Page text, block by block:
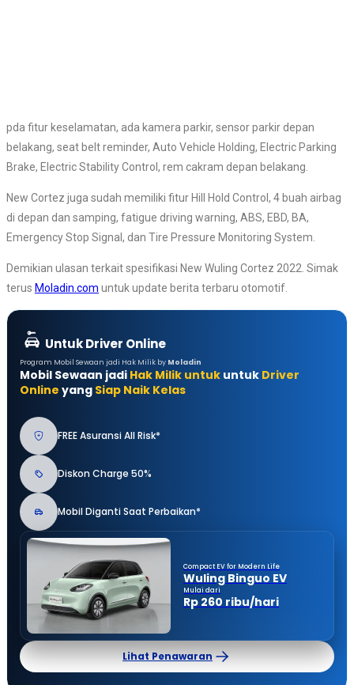
pda fitur keselamatan, ada kamera parkir, sensor parkir depan
belakang, seat belt reminder, Auto Vehicle Holding, Electric Parking
Brake, Electric Stability Control, rem cakram depan belakang.
New Cortez juga sudah memiliki fitur Hill Hold Control, 4 buah airbag
di depan dan samping, fatigue driving warning, ABS, EBD, BA,
Emergency Stop Signal, dan Tire Pressure Monitoring System.
Demikian ulasan terkait spesifikasi New Wuling Cortez 2022. Simak
terus Moladin.com untuk update berita terbaru otomotif.
Untuk Driver Online
Program Mobil Sewaan jadi Hak Milik by Moladin
Mobil Sewaan jadi Hak Milik untuk untuk Driver
Online yang Siap Naik Kelas
FREE Asuransi All Risk*
Diskon Charge 50%
Mobil Diganti Saat Perbaikan*
Compact EV for Modern Life
Wuling Binguo EV
Mulai dari
Rp 260 ribu/hari
Lihat Penawaran